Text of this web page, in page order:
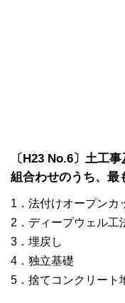
〔H23 No.6〕土工
組合わせのうち、最
1．法付けオープン
2．ディープウェ
3．埋戻し
4．独立基礎
5．捨てコンクリ